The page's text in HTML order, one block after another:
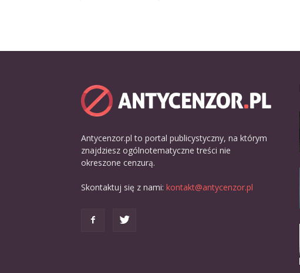
Antycenzor.pl to portal publicystyczny, na którym
znajdziesz ogólnotematyczne treści nie
okreszone cenzurą.
Skontaktuj się z nami: kontakt@antycenzor.pl